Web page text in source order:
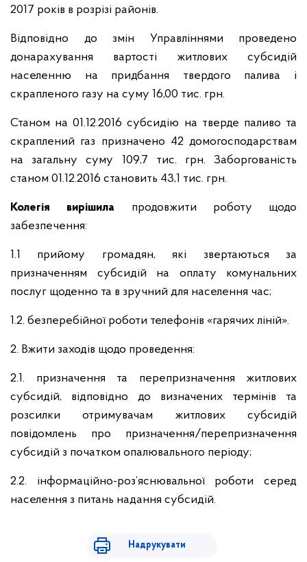
2017 років в розрізі районів.
Відповідно до змін Управліннями проведено
донарахування вартості житлових субсидій
населенню на придбання твердого палива і
скрапленого газу на суму 16,00 тис. грн.
Станом на 01.12.2016 субсидію на тверде паливо та
скраплений газ призначено 42 домогосподарствам
на загальну суму 109,7 тис. грн. Заборгованість
станом 01.12.2016 становить 43,1 тис. грн.
Колегія вирішила продовжити роботу щодо
забезпечення:
1.1 прийому громадян, які звертаються за
призначенням субсидій на оплату комунальних
послуг щоденно та в зручний для населення час;
1.2. безперебійної роботи телефонів «гарячих ліній».
2. Вжити заходів щодо проведення:
2.1. призначення та перепризначення житлових
субсидій, відповідно до визначених термінів та
розсилки отримувачам житлових субсидій
повідомлень про призначення/перепризначення
субсидій з початком опалювального періоду;
2.2. інформаційно-роз’яснювальної роботи серед
населення з питань надання субсидій.
Надрукувати